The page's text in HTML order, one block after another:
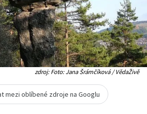
zdroj: Foto: Jana Šrámčíková / VědaŽivě
mezi oblíbené zdroje na Googlu